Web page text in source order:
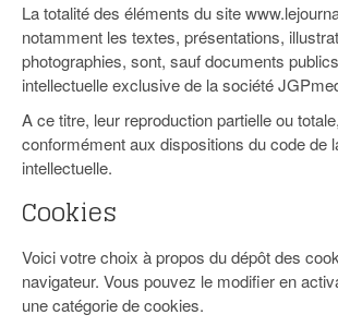
La totalité des éléments du site
notamment les textes, présentations,
photographies, sont, sauf documents
intellectuelle exclusive de la société
A ce titre, leur reproduction partielle ou
conformément aux dispositions du code de
intellectuelle.
Cookies
Voici votre choix à propos du dépôt des
navigateur. Vous pouvez le modifier en
une catégorie de cookies.